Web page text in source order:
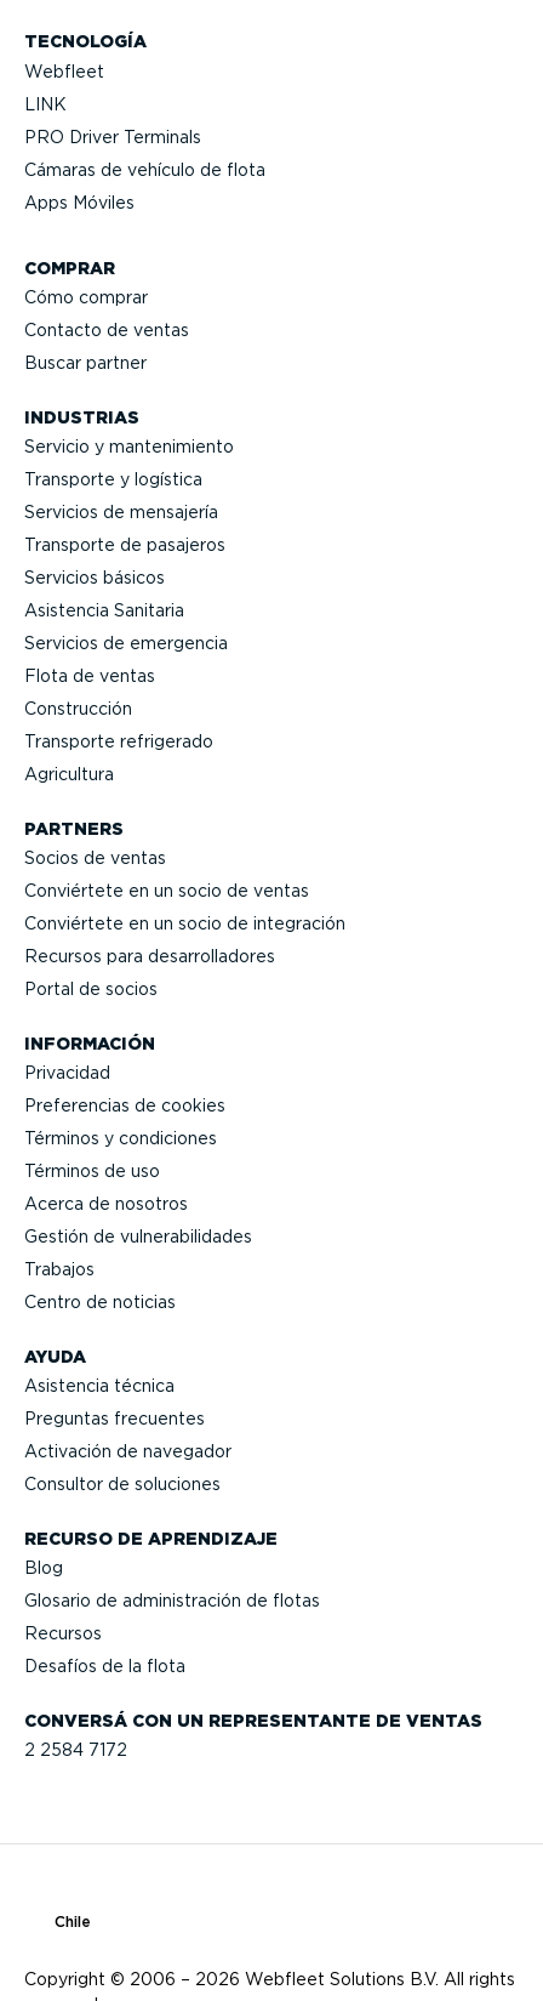
TECNOLOGÍA
Webfleet
LINK
PRO Driver Terminals
Cámaras de vehículo de flota
Apps Móviles
COMPRAR
Cómo comprar
Contacto de ventas
Buscar partner
INDUSTRIAS
Servicio y mante­ni­miento
Transporte y logística
Servicios de mensajería
Transporte de pasajeros
Servicios básicos
Asistencia Sanitaria
Servicios de emergencia
Flota de ventas
Construcción
Transporte refrigerado
Agricultura
CONVERSÁ CON UN REPRE­SEN­TANTE DE VENTAS
2 2584 7172
AYUDA
Asistencia técnica
Preguntas frecuentes
Activación de navegador
Consultor de soluciones
RECURSO DE APRENDIZAJE
Blog
Glosario de adminis­tración de flotas
Recursos
Desafíos de la flota
PARTNERS
Socios de ventas
Conviértete en un socio de ventas
Conviértete en un socio de integración
Recursos para desarro­lla­dores
Portal de socios
INFORMACIÓN
Privacidad
Prefe­rencias de cookies
Términos y condiciones
Términos de uso
Acerca de nosotros
Gestión de vulne­ra­bi­li­dades
Trabajos
Centro de noticias
Copyright © 2006 – 2026 Webfleet Solutions B.V. All rights
Chile